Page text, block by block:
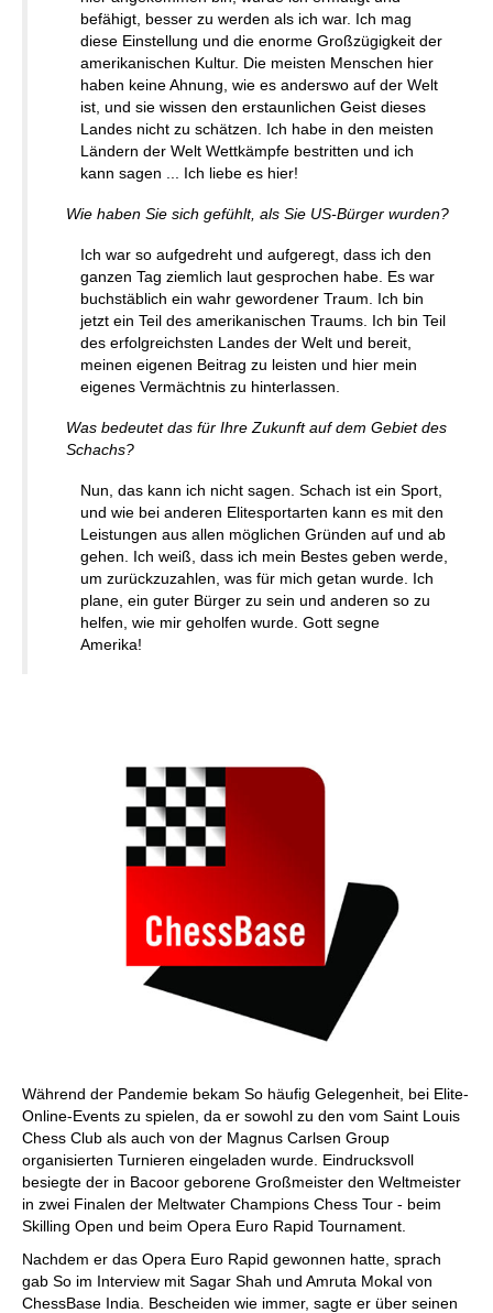
befähigt, besser zu werden als ich war. Ich mag
diese Einstellung und die enorme Großzügigkeit der
amerikanischen Kultur. Die meisten Menschen hier
haben keine Ahnung, wie es anderswo auf der Welt
ist, und sie wissen den erstaunlichen Geist dieses
Landes nicht zu schätzen. Ich habe in den meisten
Ländern der Welt Wettkämpfe bestritten und ich
kann sagen ... Ich liebe es hier!
Wie haben Sie sich gefühlt, als Sie US-Bürger wurden?
Ich war so aufgedreht und aufgeregt, dass ich den
ganzen Tag ziemlich laut gesprochen habe. Es war
buchstäblich ein wahr gewordener Traum. Ich bin
jetzt ein Teil des amerikanischen Traums. Ich bin Teil
des erfolgreichsten Landes der Welt und bereit,
meinen eigenen Beitrag zu leisten und hier mein
eigenes Vermächtnis zu hinterlassen.
Was bedeutet das für Ihre Zukunft auf dem Gebiet des
Schachs?
Nun, das kann ich nicht sagen. Schach ist ein Sport,
und wie bei anderen Elitesportarten kann es mit den
Leistungen aus allen möglichen Gründen auf und ab
gehen. Ich weiß, dass ich mein Bestes geben werde,
um zurückzuzahlen, was für mich getan wurde. Ich
plane, ein guter Bürger zu sein und anderen so zu
helfen, wie mir geholfen wurde. Gott segne
Amerika!
Während der Pandemie bekam So häufig Gelegenheit, bei Elite-
Online-Events zu spielen, da er sowohl zu den vom Saint Louis
Chess Club als auch von der Magnus Carlsen Group
organisierten Turnieren eingeladen wurde. Eindrucksvoll
besiegte der in Bacoor geborene Großmeister den Weltmeister
in zwei Finalen der Meltwater Champions Chess Tour - beim
Skilling Open und beim Opera Euro Rapid Tournament.
Nachdem er das Opera Euro Rapid gewonnen hatte, sprach
gab So im Interview mit Sagar Shah und Amruta Mokal von
ChessBase India. Bescheiden wie immer, sagte er über seinen